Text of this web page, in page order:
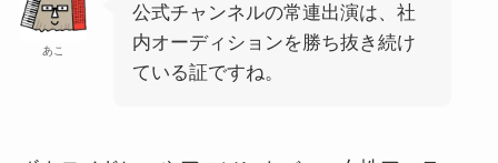
あこ
公式チャンネルの常連出演は、社
内オーディションを勝ち抜き続け
ている証ですね。